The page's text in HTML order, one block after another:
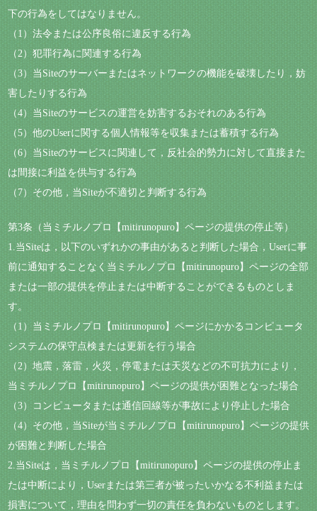
下の行為をしてはなりません。
（1）法令または公序良俗に違反する行為
（2）犯罪行為に関連する行為
（3）当Siteのサーバーまたはネットワークの機能を破壊したり，妨
害したりする行為
（4）当Siteのサービスの運営を妨害するおそれのある行為
（5）他のUserに関する個人情報等を収集または蓄積する行為
（6）当Siteのサービスに関連して，反社会的勢力に対して直接また
は間接に利益を供与する行為
（7）その他，当Siteが不適切と判断する行為
第3条（当ミチルノプロ【mitirunopuro】ページの提供の停止等）
1.当Siteは，以下のいずれかの事由があると判断した場合，Userに事
前に通知することなく当ミチルノプロ【mitirunopuro】ページの全部
または一部の提供を停止または中断することができるものとしま
す。
（1）当ミチルノプロ【mitirunopuro】ページにかかるコンピュータ
システムの保守点検または更新を行う場合
（2）地震，落雷，火災，停電または天災などの不可抗力により，
当ミチルノプロ【mitirunopuro】ページの提供が困難となった場合
（3）コンピュータまたは通信回線等が事故により停止した場合
（4）その他，当Siteが当ミチルノプロ【mitirunopuro】ページの提供
が困難と判断した場合
2.当Siteは，当ミチルノプロ【mitirunopuro】ページの提供の停止ま
たは中断により，Userまたは第三者が被ったいかなる不利益または
損害について，理由を問わず一切の責任を負わないものとします。